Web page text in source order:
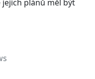
plánů měl být